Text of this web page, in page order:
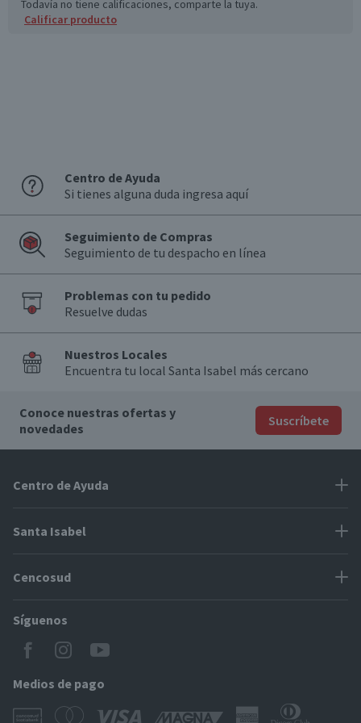
Todavía no tiene calificaciones, comparte la tuya.
Calificar producto
Centro de Ayuda
Si tienes alguna duda ingresa aquí
Seguimiento de Compras
Seguimiento de tu despacho en línea
Problemas con tu pedido
Resuelve dudas
Nuestros Locales
Encuentra tu local Santa Isabel más cercano
Conoce nuestras ofertas y
novedades
Suscríbete
Centro de Ayuda
Problemas con tu pedido
Cómo modificar mis datos
Modos de entrega y cobertura
Locales Santa Isabel
Servicio al cliente
Santa Isabel
Proveedores
CyberDay
BlackFriday
CencoBlack
Cencosud
Paris
Jumbo
Easy
Tarjeta Cencosud Scotiabank
Síguenos
Medios de pago